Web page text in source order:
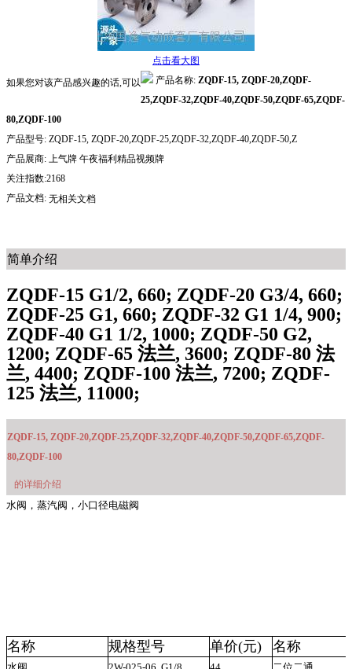
点击看大图
如果您对该产品感兴趣的话,可以
产品名称: ZQDF-15, ZQDF-20,ZQDF-
25,ZQDF-32,ZQDF-40,ZQDF-50,ZQDF-65,ZQDF-
80,ZQDF-100
产品型号: ZQDF-15, ZQDF-20,ZQDF-25,ZQDF-32,ZQDF-40,ZQDF-50,Z
产品展商: 上气牌 午夜福利精品视频牌
关注指数:2168
产品文档: 无相关文档
简单介绍
ZQDF-15 G1/2, 660; ZQDF-20 G3/4, 660;
ZQDF-25 G1, 660; ZQDF-32 G1 1/4, 900;
ZQDF-40 G1 1/2, 1000; ZQDF-50 G2,
1200; ZQDF-65 法兰, 3600; ZQDF-80 法
兰, 4400; ZQDF-100 法兰, 7200; ZQDF-
125 法兰, 11000;
ZQDF-15, ZQDF-20,ZQDF-25,ZQDF-32,ZQDF-40,ZQDF-50,ZQDF-65,ZQDF-
80,ZQDF-100
的详细介绍
水阀，蒸汽阀，小口径电磁阀
名称 规格型号 单价(元) 名称